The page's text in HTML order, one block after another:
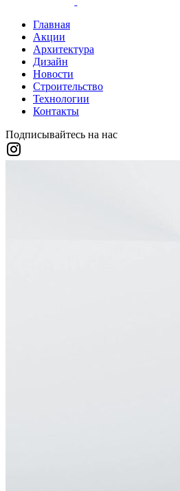
Главная
Акции
Архитектура
Дизайн
Новости
Строительство
Технологии
Контакты
Подписывайтесь на нас